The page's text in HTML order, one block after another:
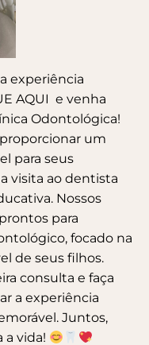
experiência
AQUI e venha
Odontológica!
um
para seus
visita ao dentista
Nossos
para
focado na
de seus filhos.
consulta e faça
a experiência
Juntos,
a vida!